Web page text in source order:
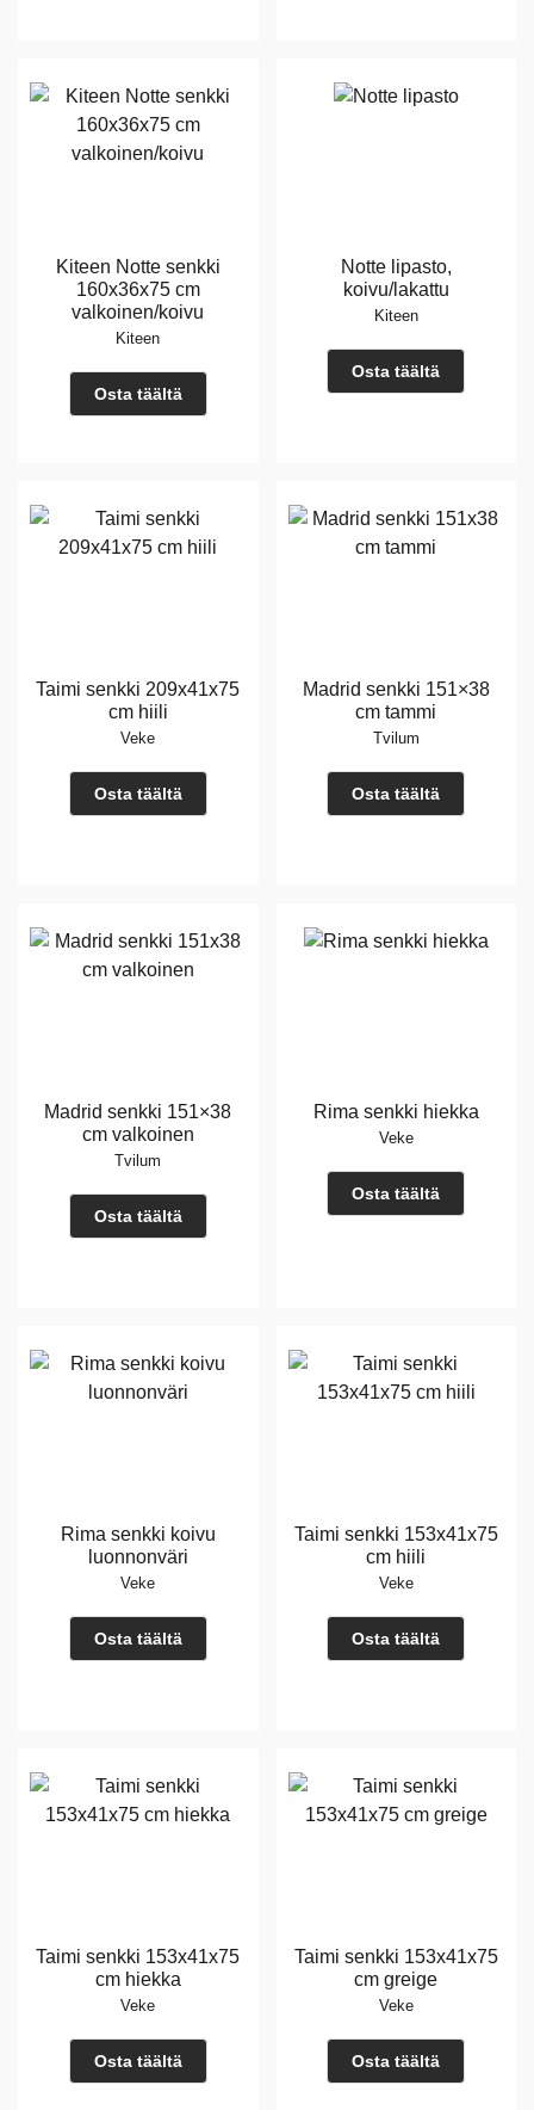
Kiteen Notte senkki
160x36x75 cm
valkoinen/koivu
Kiteen
Osta täältä
Notte lipasto,
koivu/lakattu
Kiteen
Osta täältä
Taimi senkki 209x41x75
cm hiili
Veke
Osta täältä
Madrid senkki 151×38
cm tammi
Tvilum
Osta täältä
Madrid senkki 151×38
cm valkoinen
Tvilum
Osta täältä
Rima senkki hiekka
Veke
Osta täältä
Rima senkki koivu
luonnonväri
Veke
Osta täältä
Taimi senkki 153x41x75
cm hiili
Veke
Osta täältä
Taimi senkki 153x41x75
cm hiekka
Veke
Osta täältä
Taimi senkki 153x41x75
cm greige
Veke
Osta täältä